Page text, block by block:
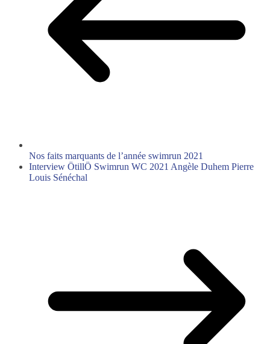
Nos faits marquants de l’année swimrun 2021
Interview ÖtillÖ Swimrun WC 2021 Angèle Duhem Pierre
Louis Sénéchal